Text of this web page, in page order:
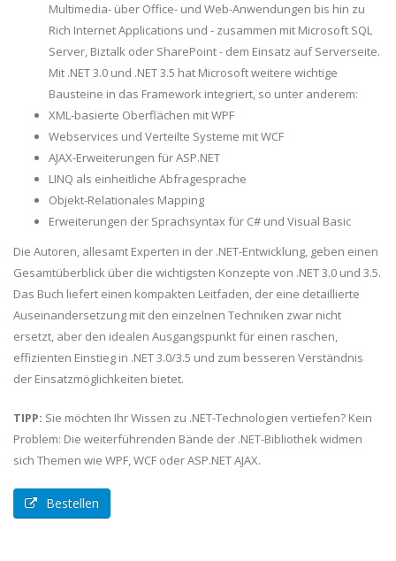
Multimedia- über Office- und Web-Anwendungen bis hin zu
Rich Internet Applications und - zusammen mit Microsoft SQL
Server, Biztalk oder SharePoint - dem Einsatz auf Serverseite.
Mit .NET 3.0 und .NET 3.5 hat Microsoft weitere wichtige
Bausteine in das Framework integriert, so unter anderem:
XML-basierte Oberflächen mit WPF
Webservices und Verteilte Systeme mit WCF
AJAX-Erweiterungen für ASP.NET
LINQ als einheitliche Abfragesprache
Objekt-Relationales Mapping
Erweiterungen der Sprachsyntax für C# und Visual Basic
Die Autoren, allesamt Experten in der .NET-Entwicklung, geben einen
Gesamtüberblick über die wichtigsten Konzepte von .NET 3.0 und 3.5.
Das Buch liefert einen kompakten Leitfaden, der eine detaillierte
Auseinandersetzung mit den einzelnen Techniken zwar nicht
ersetzt, aber den idealen Ausgangspunkt für einen raschen,
effizienten Einstieg in .NET 3.0/3.5 und zum besseren Verständnis
der Einsatzmöglichkeiten bietet.
TIPP: Sie möchten Ihr Wissen zu .NET-Technologien vertiefen? Kein
Problem: Die weiterführenden Bände der .NET-Bibliothek widmen
sich Themen wie WPF, WCF oder ASP.NET AJAX.
Bestellen